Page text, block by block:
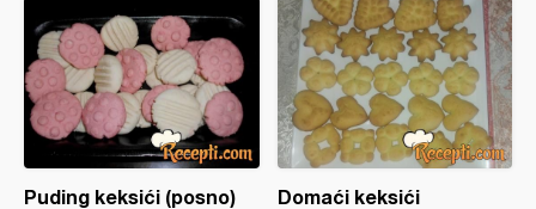
Puding keksići (posno) Domaći keksići